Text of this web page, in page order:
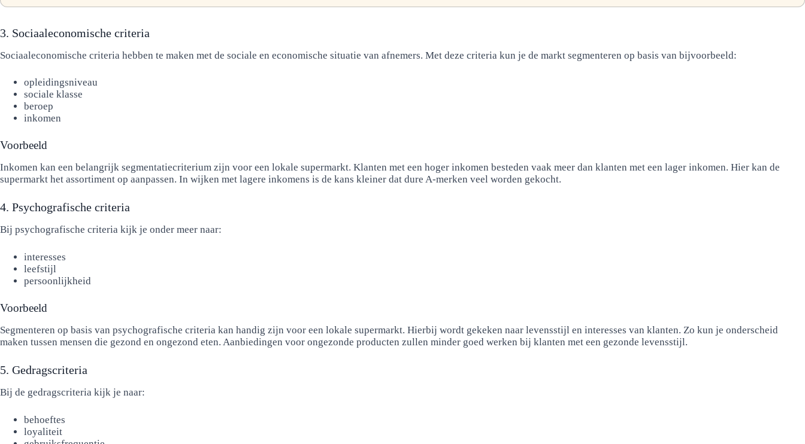
3. Sociaaleconomische criteria
Sociaaleconomische criteria hebben te maken met de sociale en economische situatie van afnemers. Met deze criteria kun je de markt segmenteren op basis van bijvoorbeeld:
opleidingsniveau
sociale klasse
beroep
inkomen
Voorbeeld
Inkomen kan een belangrijk segmentatiecriterium zijn voor een lokale supermarkt. Klanten met een hoger inkomen besteden vaak meer dan klanten met een lager inkomen. Hier kan de
supermarkt het assortiment op aanpassen. In wijken met lagere inkomens is de kans kleiner dat dure A-merken veel worden gekocht.
4. Psychografische criteria
Bij psychografische criteria kijk je onder meer naar:
interesses
leefstijl
persoonlijkheid
Voorbeeld
Segmenteren op basis van psychografische criteria kan handig zijn voor een lokale supermarkt. Hierbij wordt gekeken naar levensstijl en interesses van klanten. Zo kun je onderscheid
maken tussen mensen die gezond en ongezond eten. Aanbiedingen voor ongezonde producten zullen minder goed werken bij klanten met een gezonde levensstijl.
5. Gedragscriteria
Bij de gedragscriteria kijk je naar:
behoeftes
loyaliteit